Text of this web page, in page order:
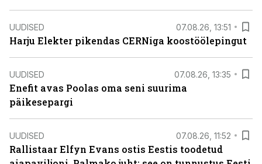
UUDISED 07.08.26, 13:51
Harju Elekter pikendas CERNiga koostöölepingut
UUDISED 07.08.26, 13:35
Enefit avas Poolas oma seni suurima
päikesepargi
UUDISED 07.08.26, 11:52
Rallistaar Elfyn Evans ostis Eestis toodetud